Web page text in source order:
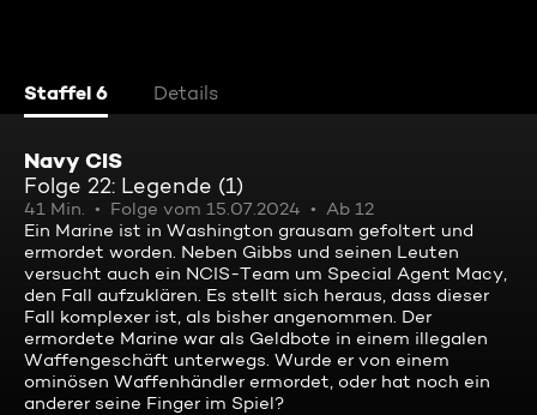
Staffel 6 Details
Navy CIS
Folge 22: Legende (1)
41 Min. Folge vom 15.07.2024
Ab 12
Ein Marine ist in Washington grausam gefoltert und
ermordet worden. Neben Gibbs und seinen Leuten
versucht auch ein NCIS-Team um Special Agent Macy,
den Fall aufzuklären. Es stellt sich heraus, dass dieser
Fall komplexer ist, als bisher angenommen. Der
ermordete Marine war als Geldbote in einem illegalen
Waffengeschäft unterwegs. Wurde er von einem
ominösen Waffenhändler ermordet, oder hat noch ein
anderer seine Finger im Spiel?